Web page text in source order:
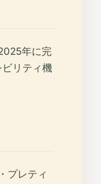
年に完
リティ機
プレティ